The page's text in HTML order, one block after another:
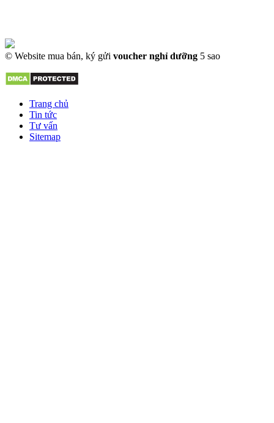
© Website mua bán, ký gửi voucher nghỉ dưỡng 5 sao
Trang chủ
Tin tức
Tư vấn
Sitemap